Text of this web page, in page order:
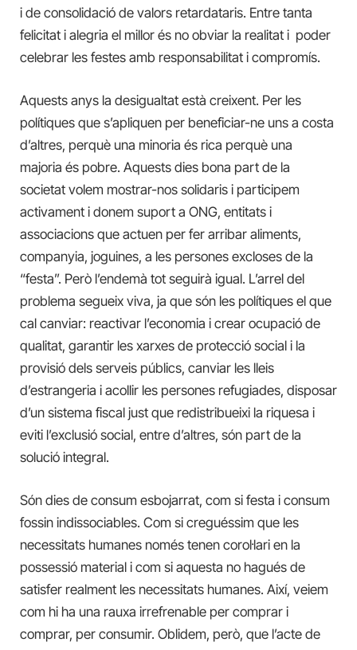
i de consolidació de valors retardataris. Entre tanta
felicitat i alegria el millor és no obviar la realitat i poder
celebrar les festes amb responsabilitat i compromís.
Aquests anys la desigualtat està creixent. Per les
polítiques que s’apliquen per beneficiar-ne uns a costa
d’altres, perquè una minoria és rica perquè una
majoria és pobre. Aquests dies bona part de la
societat volem mostrar-nos solidaris i participem
activament i donem suport a ONG, entitats i
associacions que actuen per fer arribar aliments,
companyia, joguines, a les persones excloses de la
“festa”. Però l’endemà tot seguirà igual. L’arrel del
problema segueix viva, ja que són les polítiques el que
cal canviar: reactivar l’economia i crear ocupació de
qualitat, garantir les xarxes de protecció social i la
provisió dels serveis públics, canviar les lleis
d’estrangeria i acollir les persones refugiades, disposar
d’un sistema fiscal just que redistribueixi la riquesa i
eviti l’exclusió social, entre d’altres, són part de la
solució integral.
Són dies de consum esbojarrat, com si festa i consum
fossin indissociables. Com si creguéssim que les
necessitats humanes només tenen corol·lari en la
possessió material i com si aquesta no hagués de
satisfer realment les necessitats humanes. Així, veiem
com hi ha una rauxa irrefrenable per comprar i
comprar, per consumir. Oblidem, però, que l’acte de